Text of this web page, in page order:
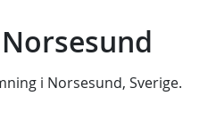
i Norsesund, Sverige.